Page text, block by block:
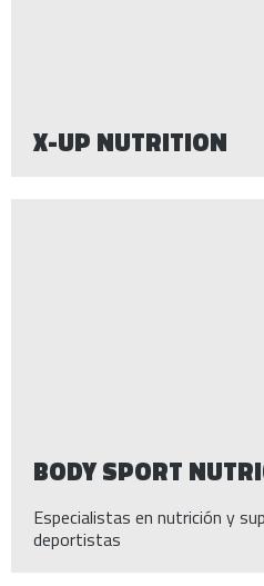
X-UP NUTRITION
BODY SPORT
Especialistas en nutrición y
deportistas